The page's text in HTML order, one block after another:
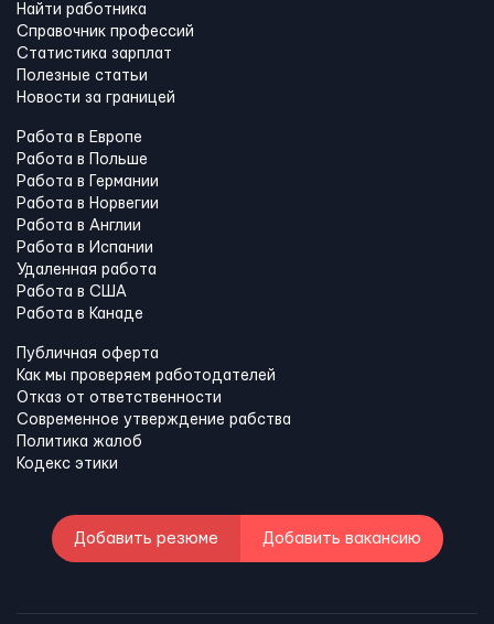
Найти работника
Справочник профессий
Статистика зарплат
Полезные статьи
Новости за границей
Работа в Европе
Работа в Польше
Работа в Германии
Работа в Норвегии
Работа в Англии
Работа в Испании
Удаленная работа
Работа в США
Работа в Канадe
Публичная оферта
Как мы проверяем работодателей
Отказ от ответственности
Современное утверждение рабства
Политика жалоб
Кодекс этики
Добавить резюме Добавить вакансию